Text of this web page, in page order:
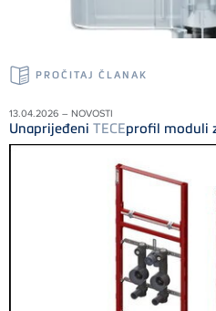
PROČITAJ ČLANAK
13.04.2026 – NOVOSTI
Unaprijeđeni TECEprofil moduli